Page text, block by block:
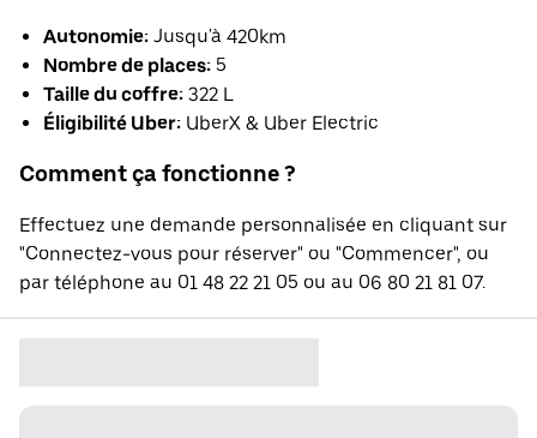
Autonomie: Jusqu'à 420km
Nombre de places: 5
Taille du coffre: 322 L
Éligibilité Uber: UberX & Uber Electric
Comment ça fonctionne ?
Effectuez une demande personnalisée en cliquant sur
"Connectez-vous pour réserver" ou "Commencer", ou
par téléphone au 01 48 22 21 05 ou au 06 80 21 81 07.